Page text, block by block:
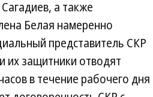
а также
Белая намеренно
представитель СКР
защитники отводят
в течение рабочего дня